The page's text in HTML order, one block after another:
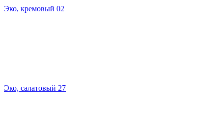
Эко, кремовый 02
Эко, салатовый 27